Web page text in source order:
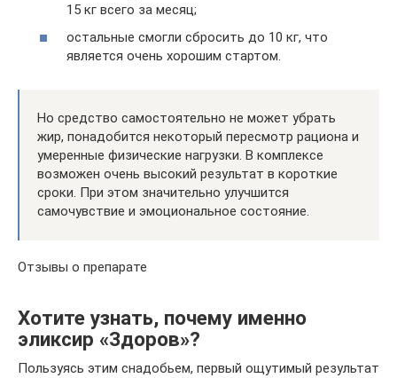
15 кг всего за месяц;
остальные смогли сбросить до 10 кг, что
является очень хорошим стартом.
Но средство самостоятельно не может убрать
жир, понадобится некоторый пересмотр рациона и
умеренные физические нагрузки. В комплексе
возможен очень высокий результат в короткие
сроки. При этом значительно улучшится
самочувствие и эмоциональное состояние.
Отзывы о препарате
Хотите узнать, почему именно
эликсир «Здоров»?
Пользуясь этим снадобьем, первый ощутимый результат